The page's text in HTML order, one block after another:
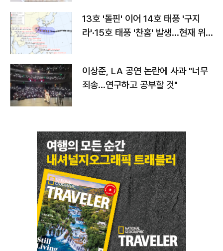
13호 '돌핀' 이어 14호 태풍 '구지
라'·15호 태풍 '찬홈' 발생…현재 위
이상준, LA 공연 논란에 사과 "너무
죄송…연구하고 공부할 것"